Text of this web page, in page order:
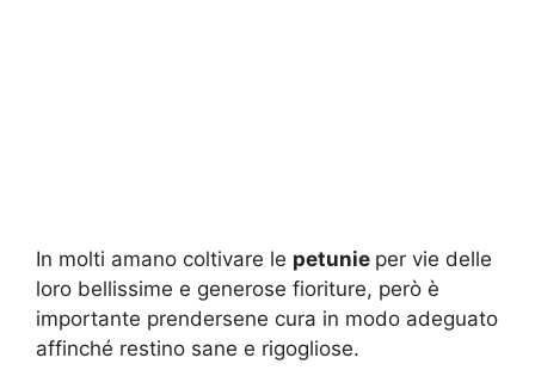
In molti amano coltivare le petunie per vie delle
loro bellissime e generose fioriture, però è
importante prendersene cura in modo adeguato
affinché restino sane e rigogliose.